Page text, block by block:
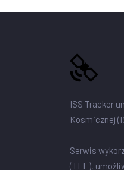
ISS Tracker
Kosmicznej
Serwis
(TLE),